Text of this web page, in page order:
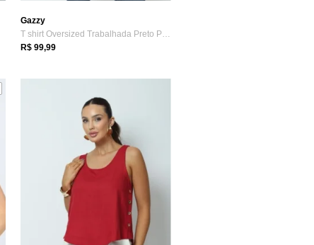
Gazzy
T shirt Oversized Trabalhada Preto P Gazzy
R$ 99,99